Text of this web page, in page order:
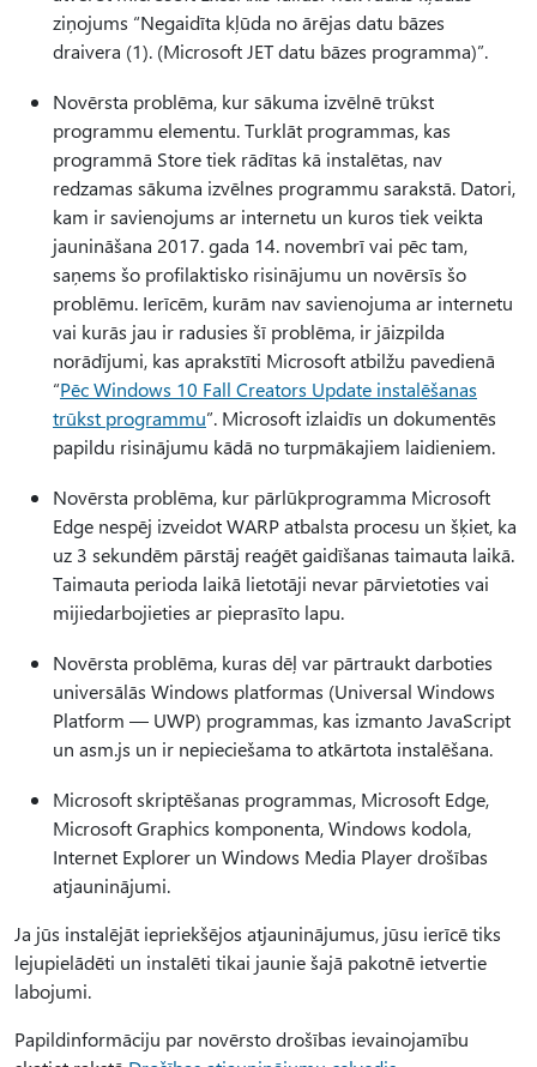
ziņojums “Negaidīta kļūda no ārējas datu bāzes
draivera (1). (Microsoft JET datu bāzes programma)”.
Novērsta problēma, kur sākuma izvēlnē trūkst
programmu elementu. Turklāt programmas, kas
programmā Store tiek rādītas kā instalētas, nav
redzamas sākuma izvēlnes programmu sarakstā. Datori,
kam ir savienojums ar internetu un kuros tiek veikta
jaunināšana 2017. gada 14. novembrī vai pēc tam,
saņems šo profilaktisko risinājumu un novērsīs šo
problēmu. Ierīcēm, kurām nav savienojuma ar internetu
vai kurās jau ir radusies šī problēma, ir jāizpilda
norādījumi, kas aprakstīti Microsoft atbilžu pavedienā
“Pēc Windows 10 Fall Creators Update instalēšanas
trūkst programmu”. Microsoft izlaidīs un dokumentēs
papildu risinājumu kādā no turpmākajiem laidieniem.
Novērsta problēma, kur pārlūkprogramma Microsoft
Edge nespēj izveidot WARP atbalsta procesu un šķiet, ka
uz 3 sekundēm pārstāj reaģēt gaidīšanas taimauta laikā.
Taimauta perioda laikā lietotāji nevar pārvietoties vai
mijiedarbojieties ar pieprasīto lapu.
Novērsta problēma, kuras dēļ var pārtraukt darboties
universālās Windows platformas (Universal Windows
Platform — UWP) programmas, kas izmanto JavaScript
un asm.js un ir nepieciešama to atkārtota instalēšana.
Microsoft skriptēšanas programmas, Microsoft Edge,
Microsoft Graphics komponenta, Windows kodola,
Internet Explorer un Windows Media Player drošības
atjauninājumi.
Ja jūs instalējāt iepriekšējos atjauninājumus, jūsu ierīcē tiks
lejupielādēti un instalēti tikai jaunie šajā pakotnē ietvertie
labojumi.
Papildinformāciju par novērsto drošības ievainojamību